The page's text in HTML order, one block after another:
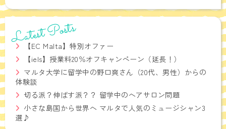
Latest Posts
【EC Malta】特別オファー
【iels】授業料20％オフキャンペーン（延長！）
マルタ大学に留学中の野口爽さん（20代、男性）からの
体験談
切る派？伸ばす派？？ 留学中のヘアサロン問題
小さな島国から世界へ マルタで人気のミュージシャン3
選♪